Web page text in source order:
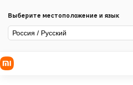
Выберите местоположение и язык
Россия / Русский